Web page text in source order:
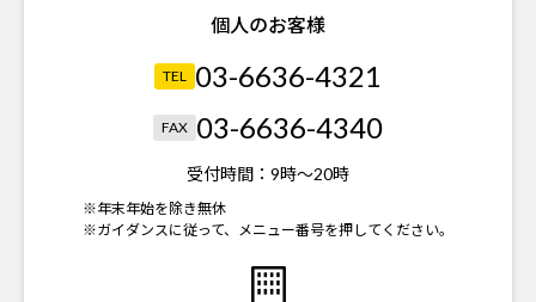
個人のお客様
TEL 03-6636-4321
FAX 03-6636-4340
受付時間： 9時～20時
※年末年始を除き無休
※ガイダンスに従って、メニュー番号を押してください。